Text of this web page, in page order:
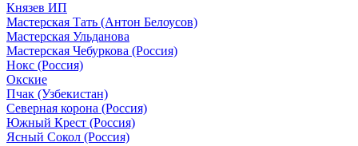
Князев ИП
Мастерская Тать (Антон Белоусов)
Мастерская Ульданова
Мастерская Чебуркова (Россия)
Нокс (Россия)
Окские
Пчак (Узбекистан)
Северная корона (Россия)
Южный Крест (Россия)
Ясный Сокол (Россия)